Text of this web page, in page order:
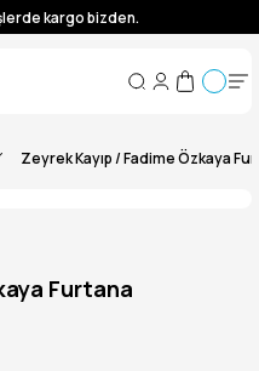
kargo bizden.
kargo bizden.
Zeyrek Kayıp / Fadime Özkaya
Furtana